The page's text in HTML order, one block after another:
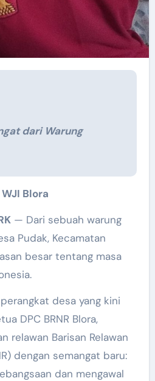
dari Warung
Blora
— Dari sebuah warung
Pudak, Kecamatan
besar tentang masa
desa yang kini
DPC BRNR Blora,
relawan Barisan Relawan
dengan semangat baru:
dan mengawal